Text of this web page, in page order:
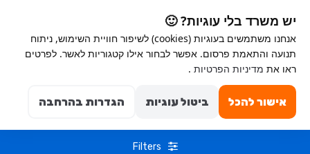
יש משרד בלי עוגיות? 🙂
אנחנו משתמשים בעוגיות (cookies) לשיפור חוויית השימוש, ניתוח
תנועה והתאמת פרסום. אפשר לבחור אילו קטגוריות לאשר. לפרטים
ראו את מדיניות הפרטיות .
אישור להכל ביטול עוגיות הגדרות בהרחבה
navigation
content
Search for:
Filters